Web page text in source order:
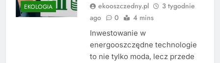
EKOLOGIA ekooszczedny.pl
3 tygodnie
ago
0 4 mins
Inwestowanie w
energooszczędne technologie
to nie tylko moda, lecz przede